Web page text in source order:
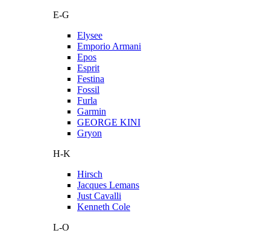
E-G
Elysee
Emporio Armani
Epos
Esprit
Festina
Fossil
Furla
Garmin
GEORGE KINI
Gryon
H-K
Hirsch
Jacques Lemans
Just Cavalli
Kenneth Cole
L-O